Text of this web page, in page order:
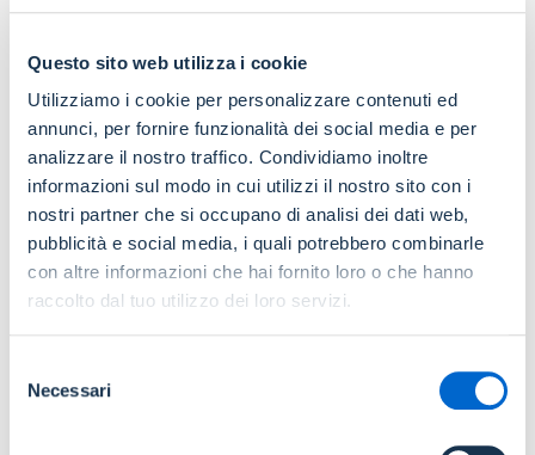
Questo sito web utilizza i cookie
Utilizziamo i cookie per personalizzare contenuti ed
annunci, per fornire funzionalità dei social media e per
analizzare il nostro traffico. Condividiamo inoltre
informazioni sul modo in cui utilizzi il nostro sito con i
nostri partner che si occupano di analisi dei dati web,
pubblicità e social media, i quali potrebbero combinarle
con altre informazioni che hai fornito loro o che hanno
raccolto dal tuo utilizzo dei loro servizi.
delNecessari
Per accedere al questionario è necessario
registrarsi al Portale
, seguendo le istruzioni
pubblicate nell'apposita area di
autenticarsi.
Consulta:
il Testo introduttivo all’area riservata alla
rilevazione
la Nota del Ministero per la Pubblica
Amministrazione
pubblica prot. n. 0035452 del 22/05/2020